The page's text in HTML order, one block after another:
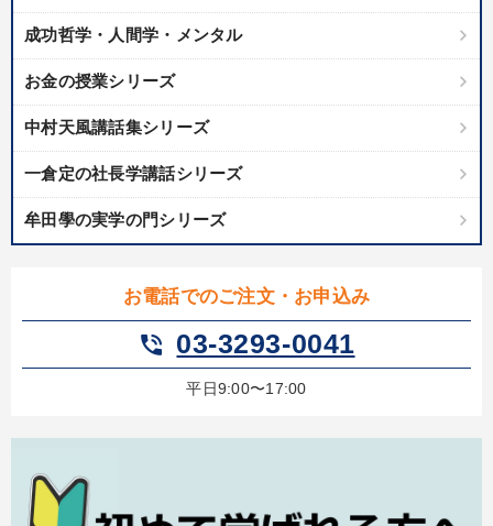
成功哲学・人間学・メンタル
お金の授業シリーズ
中村天風講話集シリーズ
一倉定の社長学講話シリーズ
牟田學の実学の門シリーズ
お電話でのご注文・お申込み
phone_in_talk 03-3293-0041
平日9:00〜17:00